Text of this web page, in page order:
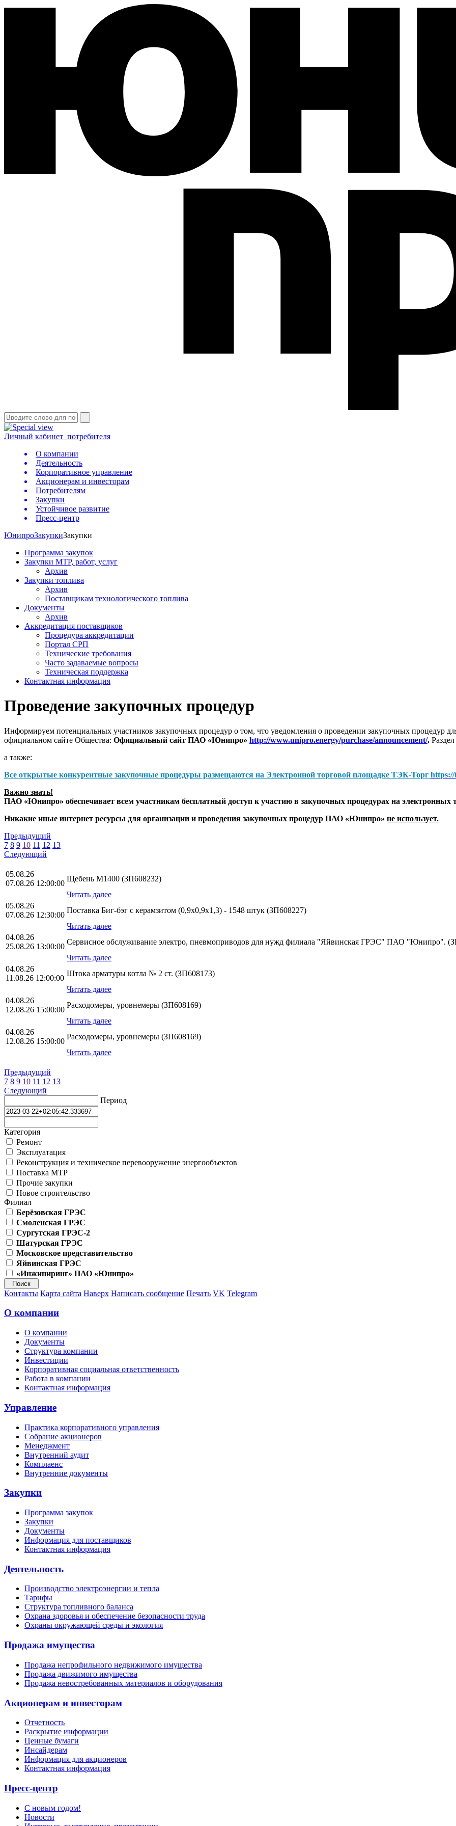
Личный кабинет потребителя
О компании
Деятельность
Корпоративное управление
Акционерам и инвесторам
Потребителям
Закупки
Устойчивое развитие
Пресс-центр
ЮнипроЗакупкиЗакупки
Программа закупок
Закупки МТР, работ, услуг
Архив
Закупки топлива
Архив
Поставщикам технологического топлива
Документы
Архив
Аккредитация поставщиков
Процедура аккредитации
Портал СРП
Технические требования
Часто задаваемые вопросы
Техническая поддержка
Контактная информация
Проведение закупочных процедур
Информируем потенциальных участников закупочных процедур о том, что уведомления о проведении закупочных
официальном сайте Общества: Официальный сайт ПАО «Юнипро» http://www.unipro.energy/purchase/announcement/.
а также:
Все открытые конкурентные закупочные процедуры размещаются на Электронной торговой площадке ТЭК-Торг
Важно знать!
ПАО «Юнипро» обеспечивает всем участникам бесплатный доступ к участию в закупочных процедурах на электронных
Никакие иные интернет ресурсы для организации и проведения закупочных процедур ПАО «Юнипро» не использует.
Предыдущий
7 8 9 10 11 12 13
Следующий
05.08.26
07.08.26 12:00:00
Щебень М1400 (ЗП608232)
Читать далее
05.08.26
07.08.26 12:30:00
Поставка Биг-бэг с керамзитом (0,9х0,9х1,3) - 1548 штук (ЗП608227)
Читать далее
04.08.26
25.08.26 13:00:00
Сервисное обслуживание электро, пневмоприводов для нужд филиала "Яйвинская ГРЭС" ПАО "Юнипро".
Читать далее
04.08.26
11.08.26 12:00:00
Штока арматуры котла № 2 ст. (ЗП608173)
Читать далее
04.08.26
12.08.26 15:00:00
Расходомеры, уровнемеры (ЗП608169)
Читать далее
04.08.26
12.08.26 15:00:00
Расходомеры, уровнемеры (ЗП608169)
Читать далее
Предыдущий
7 8 9 10 11 12 13
Следующий
Период
Категория
Ремонт
Эксплуатация
Реконструкция и техническое перевооружение энергообъектов
Поставка МТР
Прочие закупки
Новое строительство
Филиал
Берёзовская ГРЭС
Смоленская ГРЭС
Сургутская ГРЭС-2
Шатурская ГРЭС
Московское представительство
Яйвинская ГРЭС
«Инжиниринг» ПАО «Юнипро»
Контакты Карта сайта Наверх Написать сообщение Печать VK Telegram
О компании
О компании
Документы
Структура компании
Инвестиции
Корпоративная социальная ответственность
Работа в компании
Контактная информация
Управление
Практика корпоративного управления
Собрание акционеров
Менеджмент
Внутренний аудит
Комплаенс
Внутренние документы
Закупки
Программа закупок
Закупки
Документы
Информация для поставщиков
Контактная информация
Деятельность
Производство электроэнергии и тепла
Тарифы
Структура топливного баланса
Охрана здоровья и обеспечение безопасности труда
Охраны окружающей среды и экология
Продажа имущества
Продажа непрофильного недвижимого имущества
Продажа движимого имущества
Продажа невостребованных материалов и оборудования
Акционерам и инвесторам
Отчетность
Раскрытие информации
Ценные бумаги
Инсайдерам
Информация для акционеров
Контактная информация
Пресс-центр
С новым годом!
Новости